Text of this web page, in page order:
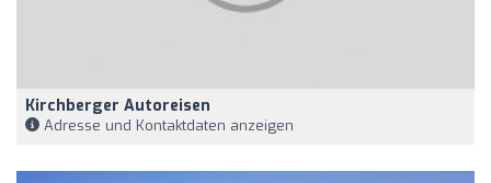
Kirchberger Autoreisen
Adresse und Kontaktdaten anzeigen